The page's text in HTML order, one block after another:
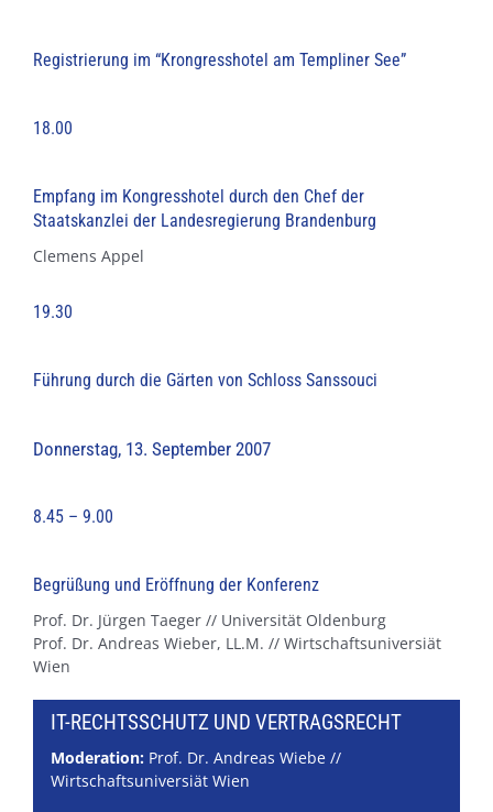
Registrierung im “Krongresshotel am Templiner See”
18.00
Empfang im Kongresshotel durch den Chef der
Staatskanzlei der Landesregierung Brandenburg
Clemens Appel
19.30
Führung durch die Gärten von Schloss Sanssouci
Donnerstag, 13. September 2007
8.45 – 9.00
Begrüßung und Eröffnung der Konferenz
Prof. Dr. Jürgen Taeger // Universität Oldenburg
Prof. Dr. Andreas Wieber, LL.M. // Wirtschaftsuniversiät
Wien
IT-RECHTSSCHUTZ UND VERTRAGSRECHT
Moderation:Prof. Dr. Andreas Wiebe //
Wirtschaftsuniversiät Wien